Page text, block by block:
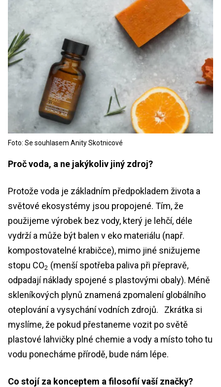
Foto: Se souhlasem Anity Skotnicové
Proč voda, a ne jakýkoliv jiný zdroj?
Protože voda je základním předpokladem života a
světové ekosystémy jsou propojené. Tím, že
použijeme výrobek bez vody, který je lehčí, déle
vydrží a může být balen v eko materiálu (např.
kompostovatelné krabičce), mimo jiné snižujeme
stopu CO2 (menší spotřeba paliva při přepravě,
odpadají náklady spojené s plastovými obaly). Méně
skleníkových plynů znamená zpomalení globálního
oteplování a vysychání vodních zdrojů. Zkrátka si
myslíme, že pokud přestaneme vozit po světě
plastové lahvičky plné chemie a vody a místo toho tu
vodu ponecháme přírodě, bude nám lépe.
Co stojí za konceptem a filosofií vaší značky?